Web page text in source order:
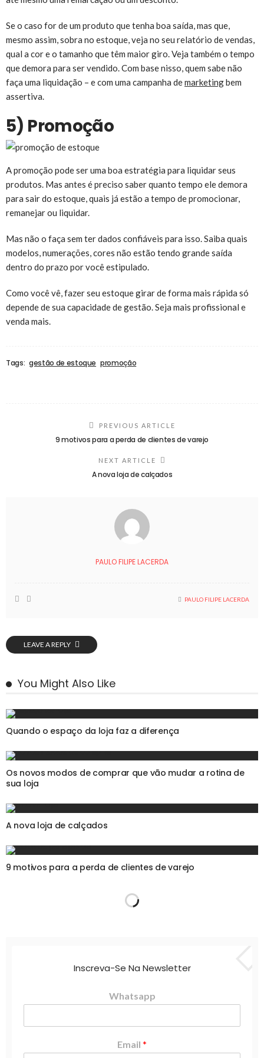
Se o caso for de um produto que tenha boa saída, mas que,
mesmo assim, sobra no estoque, veja no seu relatório de vendas,
qual a cor e o tamanho que têm maior giro. Veja também o tempo
que demora para ser vendido. Com base nisso, quem sabe não
faça uma liquidação – e com uma campanha demarketingbem
assertiva.
5) Promoção
A promoção pode ser uma boa estratégia para liquidar seus
produtos. Mas antes é preciso saber quanto tempo ele demora
para sair do estoque, quais já estão a tempo de promocionar,
remanejar ou liquidar.
Mas não o faça sem ter dados confiáveis para isso. Saiba quais
modelos, numerações, cores não estão tendo grande saída
dentro do prazo por você estipulado.
Como você vê, fazer seu estoque girar de forma mais rápida só
depende de sua capacidade de gestão. Seja mais profissional e
venda mais.
Tags: gestão de estoque promoção
PREVIOUS ARTICLE
9 motivos para a perda de clientes de varejo
NEXT ARTICLE
A nova loja de calçados
PAULO FILIPE LACERDA
PAULO FILIPE LACERDA
LEAVE A REPLY
You Might Also Like
Quando o espaço da loja faz a diferença
Os novos modos de comprar que vão mudar a rotina de
sua loja
A nova loja de calçados
9 motivos para a perda de clientes de varejo
Inscreva-Se Na Newsletter
Whatsapp
Email *